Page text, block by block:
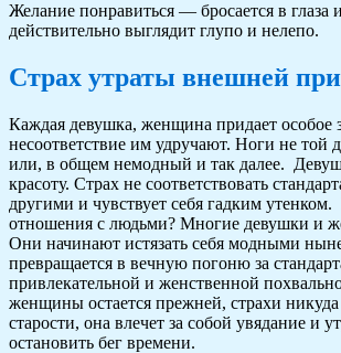
Желание понравиться — бросается в глаза
действительно выглядит глупо и нелепо.
Страх утраты внешней
Каждая девушка, женщина придает особое
несоответствие им удручают. Ноги не
или, в общем немодный и так далее.
красоту. Страх не соответствовать
другими и чувствует себя гадким
отношения с людьми? Многие девушки и
Они начинают истязать себя модными
превращается в вечную погоню за
привлекательной и женственной
женщины остается прежней, страхи
старости, она влечет за собой увядание
остановить бег времени.